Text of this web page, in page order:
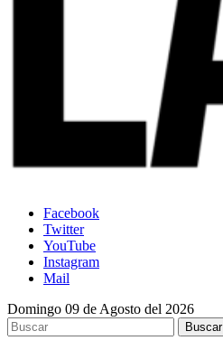
Facebook
Twitter
YouTube
Instagram
Mail
Domingo 09 de Agosto del 2026